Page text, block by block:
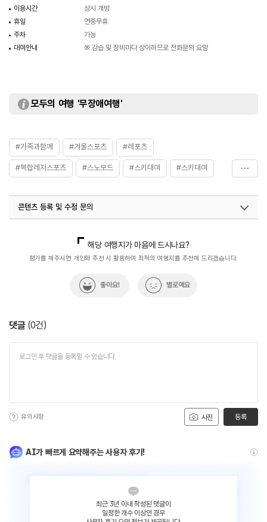
이용시간
상시 개방
휴일
연중무휴
주차
가능
대여안내
※ 강습 및 장비마다 상이하므로 전화문의 요망
모두의 여행 '무장애여행'
#가족과함께 #겨울스포츠 #레포츠
#복합레저스포츠 #스노보드 #스키대여 #스키대여
콘텐츠 등록 및 수정 문의
해당 여행지가 마음에 드시나요?
평가를 해주시면 개인화 추천 시 활용하여 최적의 여행지를 추천해 드리겠습니다.
좋아요! 별로예요
댓글 (0건)
사진
유의사항 등록
AI가 빠르게 요약해주는 사용자 후기!
최근 3년 이내 작성된 댓글이
일정한 개수 이상인 경우